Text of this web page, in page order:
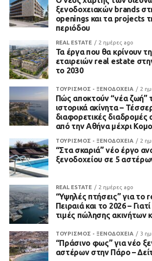
ξενοδοχειακών brands
openings και τα projects
περιόδου
REAL ESTATE 2 ημέρες ago
Τα έργα που θα κρίνουν
εταιρειών real estate
το 2030
ΤΟΥΡΙΣΜΟΣ - ΞΕΝΟΔΟΧΕΙΑ 2
Πώς αποκτούν “νέα ζωή”
ιστορικά ακίνητα –
διαφορετικές διαδρομές
από την Αθήνα μέχρι
ΤΟΥΡΙΣΜΟΣ - ΞΕΝΟΔΟΧΕΙΑ 2
“Στα σκαριά” νέο έργο
ξενοδοχείου σε 5
REAL ESTATE 2 ημέρες ago
“Υψηλές πτήσεις” για το
Πειραιά και το 2026 –
τιμές πώλησης ακινήτων
ΤΟΥΡΙΣΜΟΣ - ΞΕΝΟΔΟΧΕΙΑ 3
“Πράσινο φως” για νέο
αστέρων στην Πάρο –